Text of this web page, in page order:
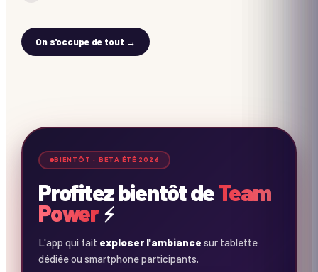
On s'occupe de tout →
⚡⚡
⚡ BIENTÔT · BETA ÉTÉ 2026
Profitez bientôt deTeam
Power ⚡
L'app qui fait exploser l'ambiance sur tablette
dédiée ou smartphone participants.